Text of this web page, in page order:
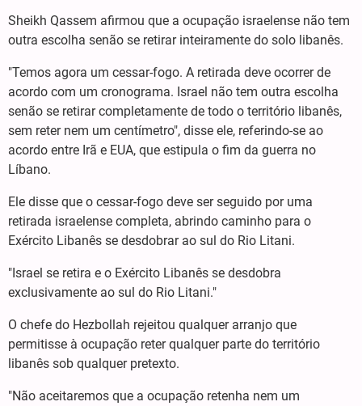
Sheikh Qassem afirmou que a ocupação israelense não tem
outra escolha senão se retirar inteiramente do solo libanês.
"Temos agora um cessar-fogo. A retirada deve ocorrer de
acordo com um cronograma. Israel não tem outra escolha
senão se retirar completamente de todo o território libanês,
sem reter nem um centímetro", disse ele, referindo-se ao
acordo entre Irã e EUA, que estipula o fim da guerra no
Líbano.
Ele disse que o cessar-fogo deve ser seguido por uma
retirada israelense completa, abrindo caminho para o
Exército Libanês se desdobrar ao sul do Rio Litani.
"Israel se retira e o Exército Libanês se desdobra
exclusivamente ao sul do Rio Litani."
O chefe do Hezbollah rejeitou qualquer arranjo que
permitisse à ocupação reter qualquer parte do território
libanês sob qualquer pretexto.
"Não aceitaremos que a ocupação retenha nem um